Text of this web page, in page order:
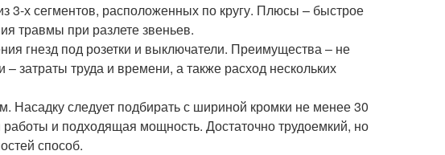
3-х сегментов, расположенных по кругу. Плюсы – быстрое
травмы при разлете звеньев.
гнезд под розетки и выключатели. Преимущества – не
затраты труда и времени, а также расход нескольких
следует подбирать с шириной кромки не менее 30
и подходящая мощность. Достаточно трудоемкий, но
способ.